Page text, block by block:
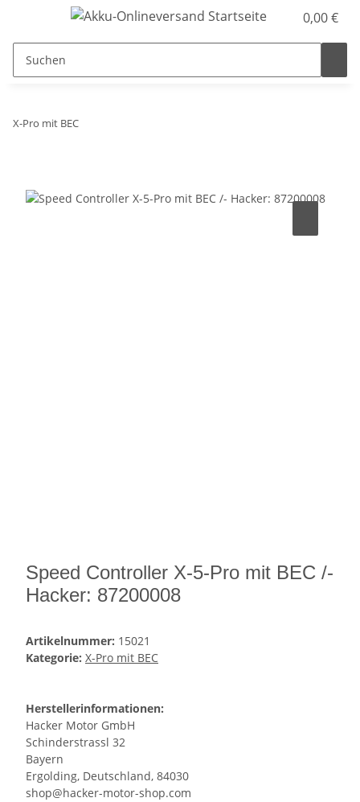
0,00 €
X-Pro mit BEC
Speed Controller X-5-Pro mit BEC /-
Hacker: 87200008
Artikelnummer: 15021
Kategorie: X-Pro mit BEC
Herstellerinformationen:
Hacker Motor GmbH
Schinderstrassl 32
Bayern
Ergolding, Deutschland, 84030
shop@hacker-motor-shop.com